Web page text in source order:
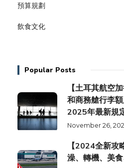
預算規劃
飲食文化
Popular Posts
【土耳其航空
和商務艙行李
2025年最新規
November 26,
【2024全新攻
澡、轉機、美